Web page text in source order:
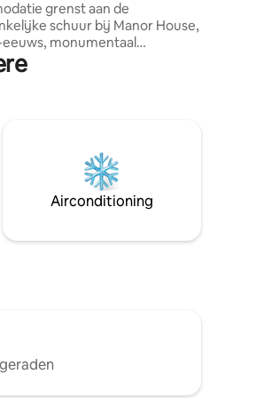
grenst aan de
schuur bij Manor House,
eeuws, monumentaal
aan de rand van het
Middleton. Deze plek ligt
en Walberswick liggen op
klein stukje rijden en de
hebben veel 'AONB's' en
'SSSI's'. En het ligt letterlijk
Minsmere.
Airconditioning